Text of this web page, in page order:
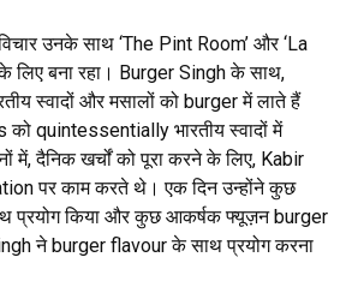
उनके साथ ‘The Pint Room’ और ‘La
लिए बना रहा। Burger Singh के साथ,
स्वादों और मसालों को burger में लाते हैं
quintessentially भारतीय स्वादों में
में, दैनिक खर्चों को पूरा करने के लिए, Kabir
पर काम करते थे। एक दिन उन्होंने कुछ
प्रयोग किया और कुछ आकर्षक फ्यूज़न burger
ने burger flavour के साथ प्रयोग करना